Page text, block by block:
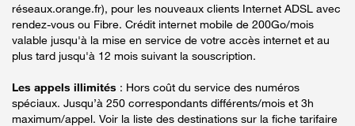
réseaux.orange.fr), pour les nouveaux clients Internet ADSL avec
rendez-vous ou Fibre. Crédit internet mobile de 200Go/mois
valable jusqu'à la mise en service de votre accès internet et au
plus tard jusqu'à 12 mois suivant la souscription.
Les appels illimités : Hors coût du service des numéros
spéciaux. Jusqu’à 250 correspondants différents/mois et 3h
maximum/appel. Voir la liste des destinations sur la fiche tarifaire